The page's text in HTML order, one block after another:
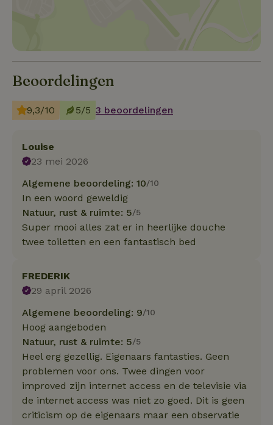
Beoordelingen
9,3/10 5/5 3 beoordelingen
Louise
23 mei 2026
Algemene beoordeling: 10/10
In een woord geweldig
Natuur, rust & ruimte: 5/5
Super mooi alles zat er in heerlijke douche
twee toiletten en een fantastisch bed
FREDERIK
29 april 2026
Algemene beoordeling: 9/10
Hoog aangeboden
Natuur, rust & ruimte: 5/5
Heel erg gezellig. Eigenaars fantasties. Geen
problemen voor ons. Twee dingen voor
improved zijn internet access en de televisie via
de internet access was niet zo goed. Dit is geen
criticism op de eigenaars maar een observatie